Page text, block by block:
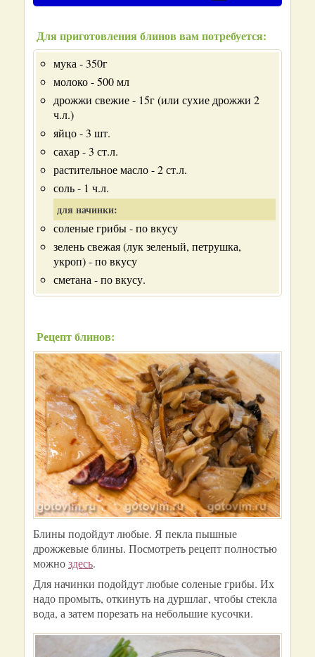
Для приготовления блинов вам потребуется:
мука - 350г
молоко - 500 мл
дрожжи свежие - 15г (или сухие дрожжи 2
ч.л.)
яйцо - 3 шт.
сахар - 3 ст.л.
растительное масло - 2 ст.л.
соль - 1 ч.л.
для начинки:
соленые грибы - по вкусу
зелень свежая (лук зеленый, петрушка,
укроп) - по вкусу
сметана - по вкусу.
Рецепт блинов:
Блины подойдут любые. Я пекла пышные
дрожжевые блины. Посмотреть рецепт полностью
можноздесь.
Для начинки подойдут любые соленые грибы. Их
надо промыть, откинуть на дуршлаг, чтобы стекла
вода, а затем порезать на небольшие кусочки.